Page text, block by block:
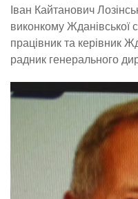
Іван Кайтанович
виконкому Жданівської
працівник та керівник
радник генерального